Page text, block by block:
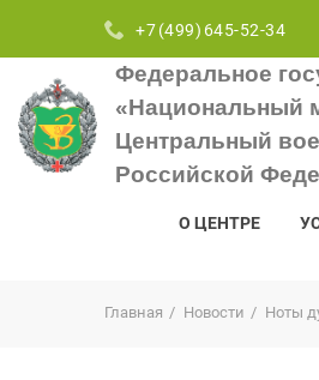
+7 (499) 645-52-34
Федеральное
«Национальный
Центральный
Российской
О ЦЕНТРЕ
Главная Новости Ноты